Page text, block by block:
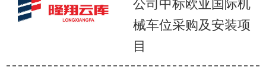
公司中标欧亚国际机
械车位采购及安装项
目